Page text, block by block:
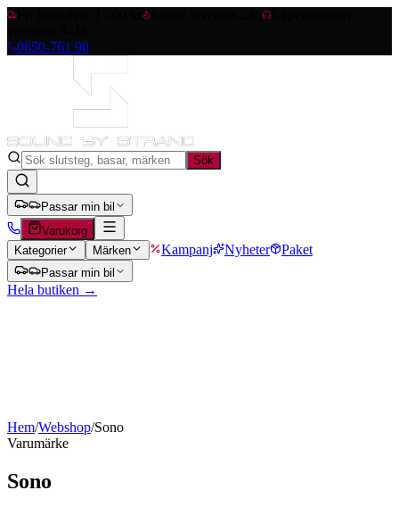
0650-761 90
Sök
Passar min bil
Varukorg
Kategorier
Märken Kampanj Nyheter Paket
Passar min bil
Hela butiken →
Hem/Webshop/Sono
Varumärke
Sono